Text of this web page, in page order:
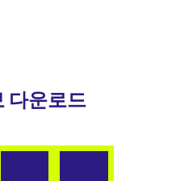
다운로드